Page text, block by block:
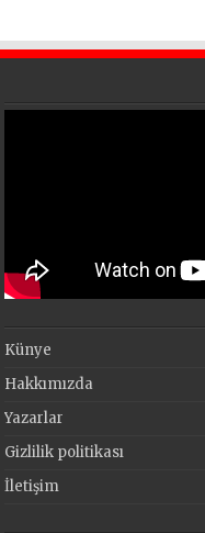
Künye
Hakkımızda
Yazarlar
Gizlilik politikası
İletişim